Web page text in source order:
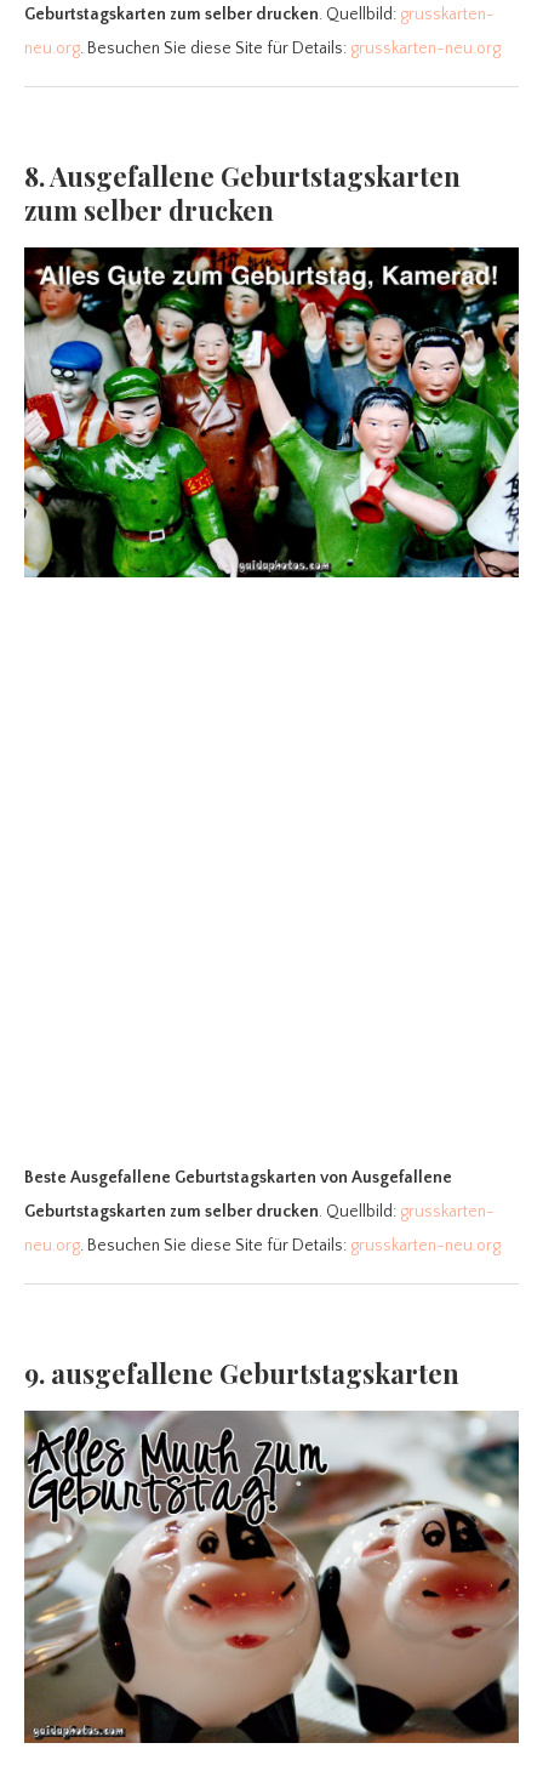
Geburtstagskarten zum selber drucken. Quellbild: grusskarten-
neu.org. Besuchen Sie diese Site für Details: grusskarten-neu.org
8. Ausgefallene Geburtstagskarten
zum selber drucken
Beste Ausgefallene Geburtstagskarten von Ausgefallene
Geburtstagskarten zum selber drucken. Quellbild: grusskarten-
neu.org. Besuchen Sie diese Site für Details: grusskarten-neu.org
9. ausgefallene Geburtstagskarten